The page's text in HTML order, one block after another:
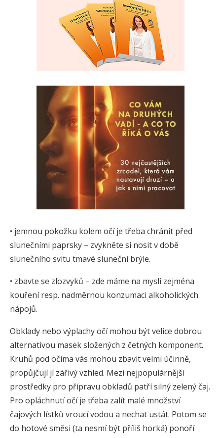
• jemnou pokožku kolem očí je třeba chránit před
slunečními paprsky – zvykněte si nosit v době
slunečního svitu tmavé sluneční brýle.
• zbavte se zlozvyků – zde máme na mysli zejména
kouření resp. nadměrnou konzumaci alkoholických
nápojů.
Obklady nebo výplachy očí mohou být velice dobrou
alternativou masek složených z četných komponent.
Kruhů pod očima vás mohou zbavit velmi účinně,
propůjčují jí zářivý vzhled. Mezi nejpopulárnější
prostředky pro přípravu obkladů patří silný zelený čaj.
Pro opláchnutí očí je třeba zalít malé množství
čajových lístků vroucí vodou a nechat ustát. Potom se
do hotové směsi (ta nesmí být příliš horká) ponoří